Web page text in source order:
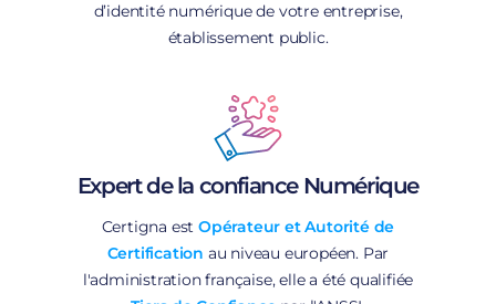
d’identité numérique de votre entreprise,
établissement public.
Expert de la confiance Numérique
Certigna estOpérateur et Autorité de
Certification au niveau européen. Par
l'administration française, elle a été qualifiée